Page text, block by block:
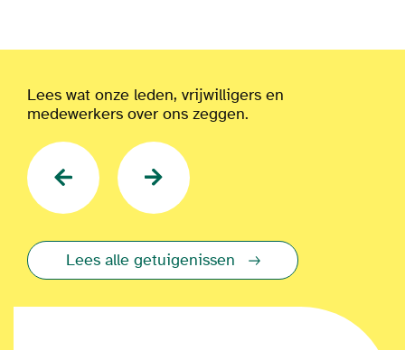
Lees wat onze leden, vrijwilligers en
medewerkers over ons zeggen.
Lees alle getuigenissen